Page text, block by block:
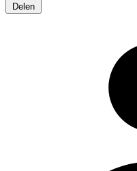
Delen